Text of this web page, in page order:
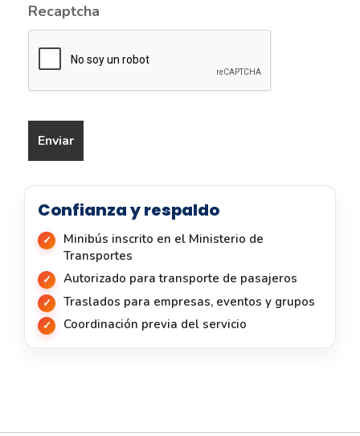
Recaptcha
Confianza y respaldo
Minibús inscrito en el Ministerio de
Transportes
Autorizado para transporte de pasajeros
Traslados para empresas, eventos y grupos
Coordinación previa del servicio